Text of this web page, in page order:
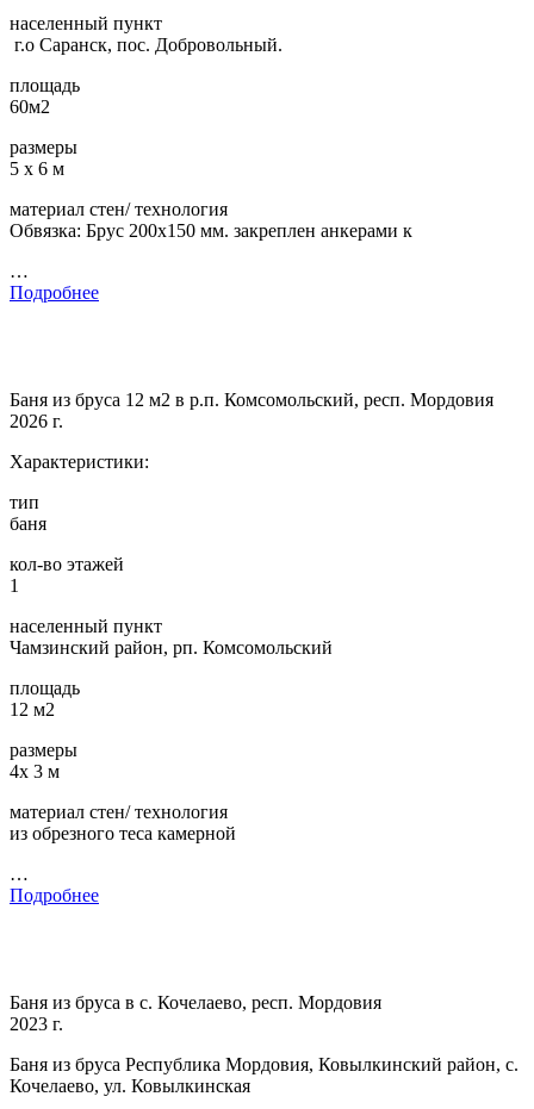
населенный пункт
г.о Саранск, пос. Добровольный.
площадь
60м2
размеры
5 х 6 м
материал стен/ технология
Обвязка: Брус 200х150 мм. закреплен анкерами к
…
Подробнее
Баня из бруса 12 м2 в р.п. Комсомольский, респ. Мордовия
2026 г.
Характеристики:
тип
баня
кол-во этажей
1
населенный пункт
Чамзинский район, рп. Комсомольский
площадь
12 м2
размеры
4х 3 м
материал стен/ технология
из обрезного теса камерной
…
Подробнее
Баня из бруса в с. Кочелаево, респ. Мордовия
2023 г.
Баня из бруса Республика Мордовия, Ковылкинский район, с.
Кочелаево, ул. Ковылкинская